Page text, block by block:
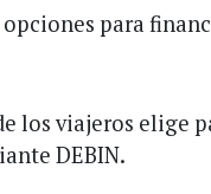
para
los viajeros elige
DEBIN.